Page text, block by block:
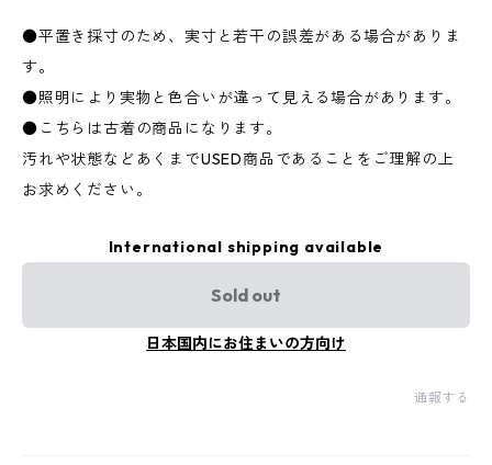
●平置き採寸のため、実寸と若干の誤差がある場合がありま
す。
●照明により実物と色合いが違って見える場合があります。
●こちらは古着の商品になります。
汚れや状態などあくまでUSED商品であることをご理解の上
お求めください。
International shipping available
Sold out
日本国内にお住まいの方向け
通報する